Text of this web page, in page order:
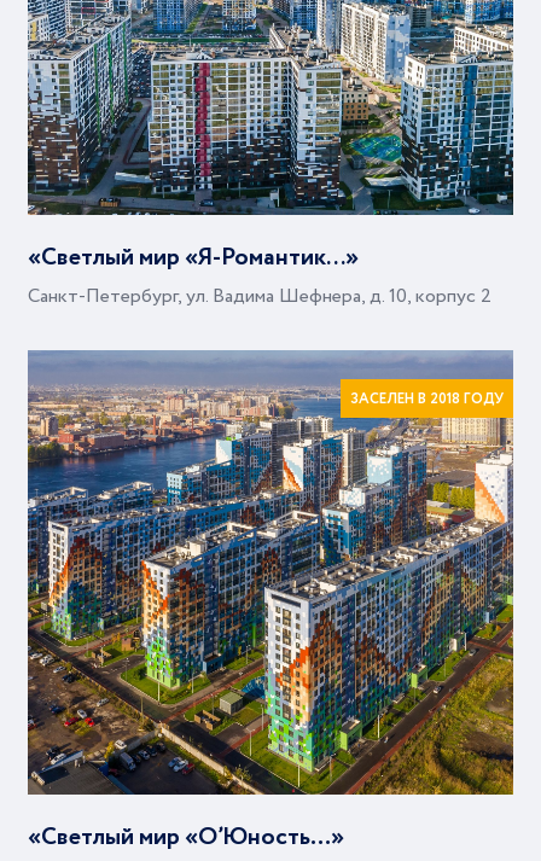
«Светлый мир «Я-Романтик...»
Санкт-Петербург, ул. Вадима Шефнера, д. 10, корпус 2
ЗАСЕЛЕН В 2018 ГОДУ
«Светлый мир «О’Юность…»